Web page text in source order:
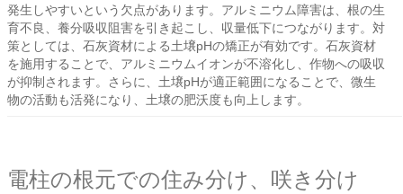
発生しやすいという欠点があります。アルミニウム障害は、根の生
育不良、養分吸収阻害を引き起こし、収量低下につながります。対
策としては、石灰資材による土壌pHの矯正が有効です。石灰資材
を施用することで、アルミニウムイオンが不溶化し、作物への吸収
が抑制されます。さらに、土壌pHが適正範囲になることで、微生
物の活動も活発になり、土壌の肥沃度も向上します。
電柱の根元での住み分け、咲き分け